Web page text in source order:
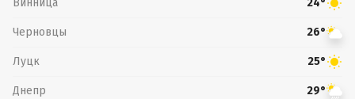
24°
Черновцы 26°
Луцк 25°
Днепр 29°